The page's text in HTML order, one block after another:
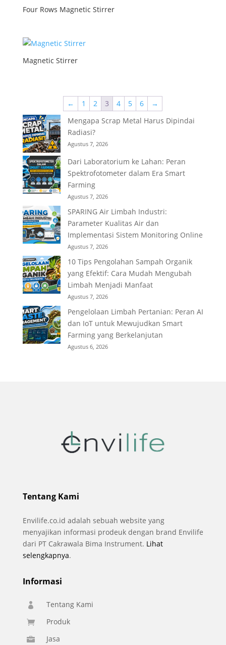
Four Rows Magnetic Stirrer
Magnetic Stirrer
← 1 2 3 4 5 6
→
Mengapa Scrap Metal Harus Dipindai
Radiasi?
Agustus 7, 2026
Dari Laboratorium ke Lahan: Peran
Spektrofotometer dalam Era Smart
Farming
Agustus 7, 2026
SPARING Air Limbah Industri:
Parameter Kualitas Air dan
Implementasi Sistem Monitoring Online
Agustus 7, 2026
10 Tips Pengolahan Sampah Organik
yang Efektif: Cara Mudah Mengubah
Limbah Menjadi Manfaat
Agustus 7, 2026
Pengelolaan Limbah Pertanian: Peran AI
dan IoT untuk Mewujudkan Smart
Farming yang Berkelanjutan
Agustus 6, 2026
Tentang Kami
Envilife.co.id adalah sebuah website yang
menyajikan informasi prodeuk dengan brand Envilife
dari PT Cakrawala Bima Instrument. Lihat
selengkapnya.
Informasi
 Tentang Kami
 Produk
 Jasa